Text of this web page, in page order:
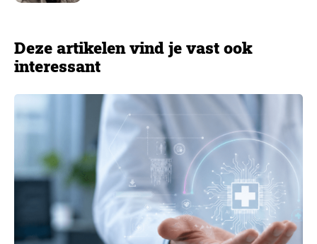
Deze artikelen vind je vast ook
interessant